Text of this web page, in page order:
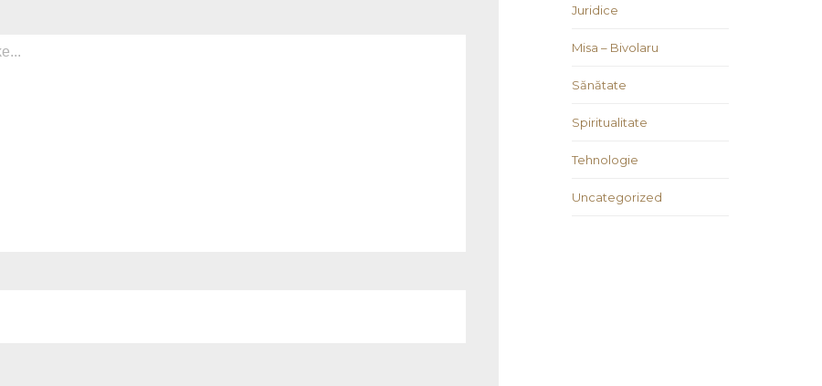
Juridice
Misa – Bivolaru
Sănătate
Spiritualitate
Tehnologie
Uncategorized